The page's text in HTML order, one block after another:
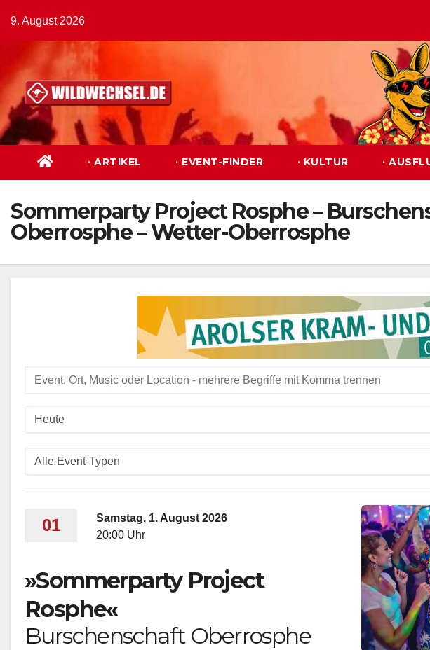
Inhalt
springen
9. August 2026
· ARTIKEL · EVENT-FINDER · KULTUR ·
Sommerparty Project Rosphe –
Oberrosphe – Wetter-Oberrosphe
01
Samstag, 1. August 2026
20:00 Uhr
»Sommerparty Project
Rosphe«
Burschenschaft Oberrosphe